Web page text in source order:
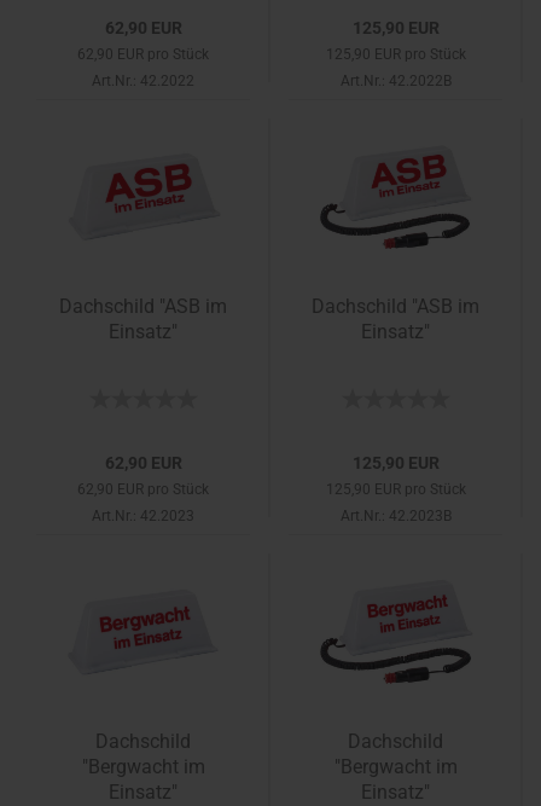
62,90 EUR
62,90 EUR pro Stück
Art.Nr.: 42.2022
125,90 EUR
125,90 EUR pro Stück
Art.Nr.: 42.2022B
Dachschild "ASB im
Einsatz"
62,90 EUR
62,90 EUR pro Stück
Art.Nr.: 42.2023
Dachschild "ASB im
Einsatz"
125,90 EUR
125,90 EUR pro Stück
Art.Nr.: 42.2023B
Dachschild
"Bergwacht im
Einsatz"
Dachschild
"Bergwacht im
Einsatz"